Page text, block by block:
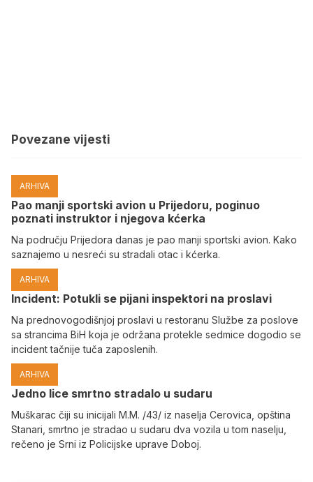
Povezane vijesti
ARHIVA
Pao manji sportski avion u Prijedoru, poginuo
poznati instruktor i njegova kćerka
Na području Prijedora danas je pao manji sportski avion. Kako
saznajemo u nesreći su stradali otac i kćerka.
ARHIVA
Incident: Potukli se pijani inspektori na proslavi
Na prednovogodišnjoj proslavi u restoranu Službe za poslove
sa strancima BiH koja je održana protekle sedmice dogodio se
incident tačnije tuča zaposlenih.
ARHIVA
Јedno lice smrtno stradalo u sudaru
Muškarac čiji su inicijali M.M. /43/ iz naselja Cerovica, opština
Stanari, smrtno je stradao u sudaru dva vozila u tom naselju,
rečeno je Srni iz Policijske uprave Doboj.